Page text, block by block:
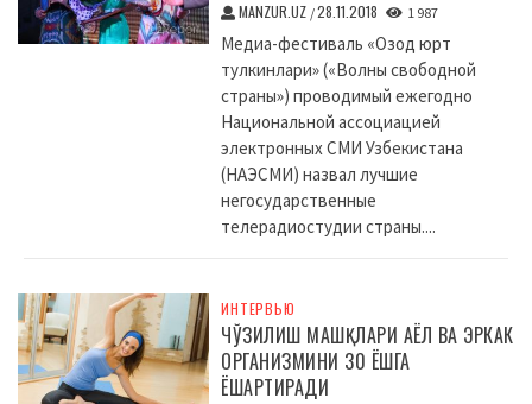
MANZUR.UZ /28.11.2018 1 987
Медиа-фестиваль «Озод юрт
тулкинлари» («Волны свободной
страны») проводимый ежегодно
Национальной ассоциацией
электронных СМИ Узбекистана
(НАЭСМИ) назвал лучшие
негосударственные
телерадиостудии страны....
ИНТЕРВЬЮ
ЧЎЗИЛИШ МАШҚЛАРИ АЁЛ ВА ЭРКАК
ОРГАНИЗМИНИ 30 ЁШГА
ЁШАРТИРАДИ